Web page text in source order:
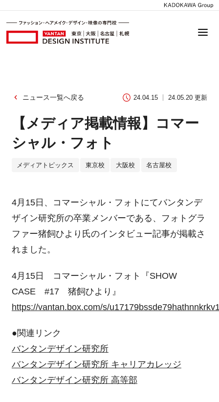
ニュース一覧へ戻る 24.04.15 24.05.20 更新
【メディア掲載情報】コマー
シャル・フォト
メディアトピックス 東京校 大阪校 名古屋校
4月15日、コマーシャル・フォトにてバンタンデ
ザイン研究所の卒業メンバーである、フォトグラ
ファー猪飼ひより氏のインタビュー記事が掲載さ
れました。
4月15日 コマーシャル・フォト『SHOW
CASE #17 猪飼ひより』
https://vantan.box.com/s/
●関連リンク
バンタンデザイン研究所
バンタンデザイン研究所 キャリアカレッジ
バンタンデザイン研究所 高等部